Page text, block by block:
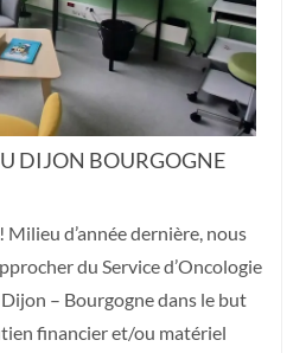
DIJON BOURGOGNE
d’année dernière, nous
du Service d’Oncologie
– Bourgogne dans le but
financier et/ou matériel